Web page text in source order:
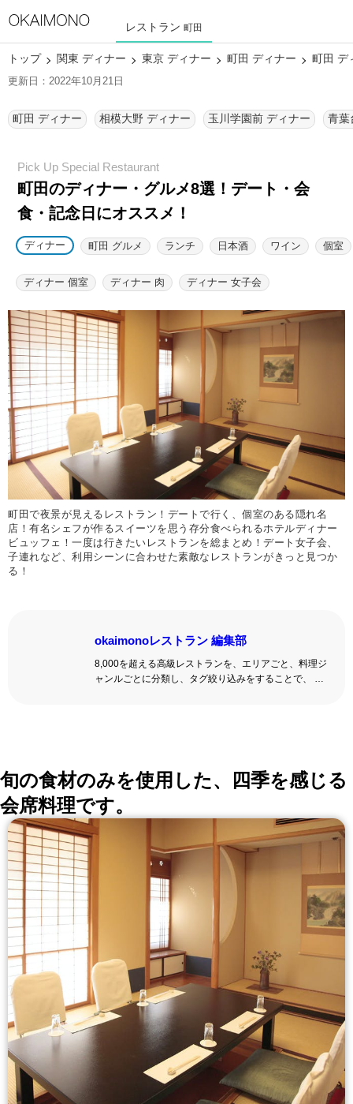
レストラン 町田
トップ 関東 ディナー 東京 ディナー 町田 ディナー 町田 デ
更新日：2022年10月21日
町田 ディナー 相模大野 ディナー 玉川学園前 ディナー 青葉
町田のディナー・グルメ8選！ デート・会
食・記念日にオススメ！
ディナー 町田 グルメ ランチ 日本酒 ワイン 個室
ディナー 個室 ディナー 肉 ディナー 女子会
町田で夜景が見えるレストラン！デートで行く、個室のある隠れ名
店！有名シェフが作るスイーツを思う存分食べられるホテルディナー
ビュッフェ！一度は行きたいレストランを総まとめ！デート女子会、
子連れなど、利用シーンに合わせた素敵なレストランがきっと見つか
る！
okaimonoレストラン 編集部
8,000を超える高級レストランを、エリアごと、料理ジ
ャンルごとに分類し、タグ絞り込みをすることで、 い
旬の食材のみを使用した、四季を感じる
会席料理です。